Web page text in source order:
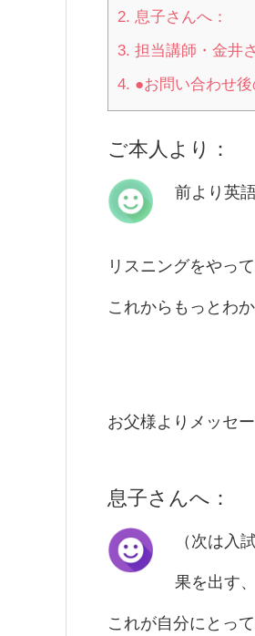
2. 息子さんへ：
3. 担当講師・金井
4. ●お問い合わせ
ご本人より：
前より英
リスニングをやっ
これからもっとわ
お父様よりメッセ
息子さんへ：
（次は入
果を出す
これが自分にとっ